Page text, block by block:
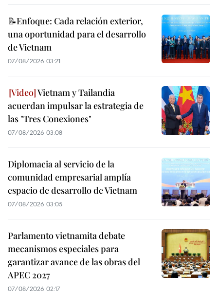
📝Enfoque: Cada relación exterior,
una oportunidad para el desarrollo
de Vietnam
07/08/2026 03:21
Vietnam y Tailandia
acuerdan impulsar la estrategia de
las "Tres Conexiones"
07/08/2026 03:08
Diplomacia al servicio de la
comunidad empresarial amplía
espacio de desarrollo de Vietnam
07/08/2026 03:05
Parlamento vietnamita debate
mecanismos especiales para
garantizar avance de las obras del
APEC 2027
07/08/2026 02:17